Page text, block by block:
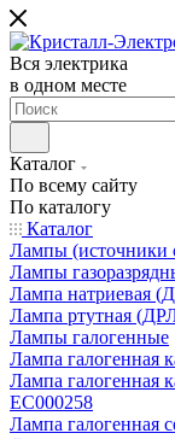
Вся электрика
в одном месте
Каталог
По всему сайту
По каталогу
Каталог
Лампы (источники
Лампы
Лампа натриевая
Лампа ртутная
Лампы галогенные
Лампа галогенная
Лампа галогенная
EC000258
Лампа галогенная